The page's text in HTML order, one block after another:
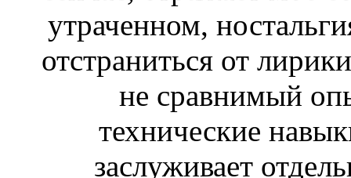
утраченном,
отстраниться от
не сравнимый
технические
заслуживает